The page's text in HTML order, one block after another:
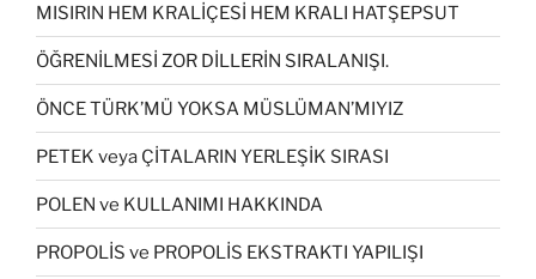
MISIRIN HEM KRALİÇESİ HEM KRALI HATŞEPSUT
ÖĞRENİLMESİ ZOR DİLLERİN SIRALANIŞI.
ÖNCE TÜRK’MÜ YOKSA MÜSLÜMAN’MIYIZ
PETEK veya ÇİTALARIN YERLEŞİK SIRASI
POLEN ve KULLANIMI HAKKINDA
PROPOLİS ve PROPOLİS EKSTRAKTI YAPILIŞI